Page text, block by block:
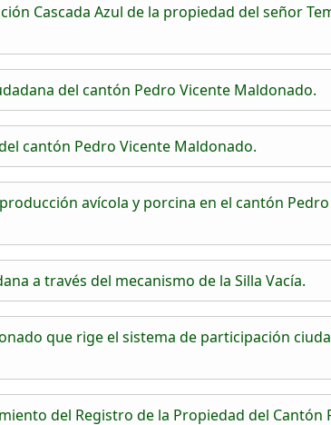
Cascada Azul de la propiedad del señor
del cantón Pedro Vicente Maldonado.
cantón Pedro Vicente Maldonado.
avícola y porcina en el cantón
a través del mecanismo de la Silla Vacía.
que rige el sistema de participación
del Registro de la Propiedad del Cantón